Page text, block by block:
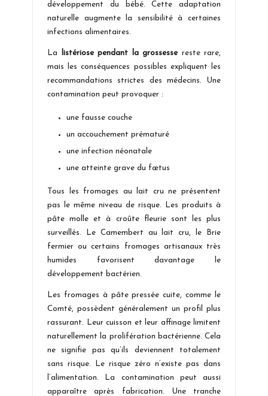
développement du bébé. Cette adaptation
naturelle augmente la sensibilité à certaines
infections alimentaires.
La listériose pendant la grossessereste rare,
mais les conséquences possibles expliquent les
recommandations strictes des médecins. Une
contamination peut provoquer :
une fausse couche
un accouchement prématuré
une infection néonatale
une atteinte grave du fœtus
Tous les fromages au lait cru ne présentent
pas le même niveau de risque. Les produits à
pâte molle et à croûte fleurie sont les plus
surveillés. Le Camembert au lait cru, le Brie
fermier ou certains fromages artisanaux très
humides favorisent davantage le
développement bactérien.
Les fromages à pâte pressée cuite, comme le
Comté, possèdent généralement un profil plus
rassurant. Leur cuisson et leur affinage limitent
naturellement la prolifération bactérienne. Cela
ne signifie pas qu’ils deviennent totalement
sans risque. Le risque zéro n’existe pas dans
l’alimentation. La contamination peut aussi
apparaître après fabrication. Une tranche